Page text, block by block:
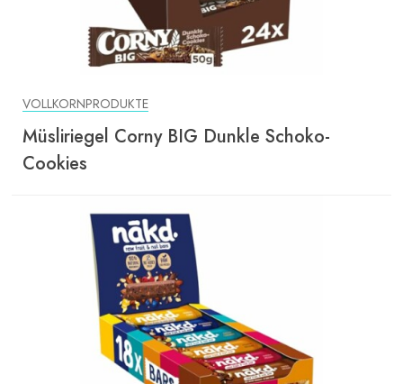
VOLLKORNPRODUKTE
Müsliriegel Corny BIG Dunkle Schoko-
Cookies